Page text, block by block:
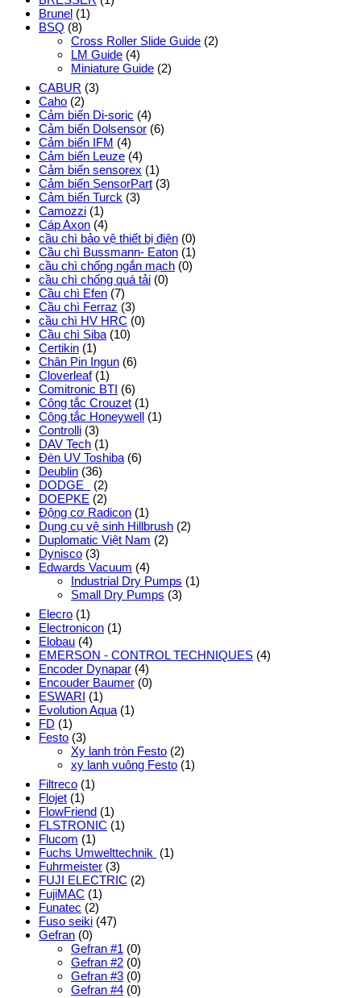
Brunel (1)
BSQ (8)
Cross Roller Slide Guide (2)
LM Guide (4)
Miniature Guide (2)
CABUR (3)
Caho (2)
Cảm biến Di-soric (4)
Cảm biến Dolsensor (6)
Cảm biến IFM (4)
Cảm biến Leuze (4)
Cảm biến sensorex (1)
Cảm biến SensorPart (3)
Cảm biến Turck (3)
Camozzi (1)
Cáp Axon (4)
cầu chì bảo vệ thiết bị điện (0)
Cầu chì Bussmann- Eaton (1)
cầu chì chống ngắn mạch (0)
cầu chì chống quá tải (0)
Cầu chì Efen (7)
Cầu chì Ferraz (3)
cầu chì HV HRC (0)
Cầu chì Siba (10)
Certikin (1)
Chân Pin Ingun (6)
Cloverleaf (1)
Comitronic BTI (6)
Công tắc Crouzet (1)
Công tắc Honeywell (1)
Controlli (3)
DAV Tech (1)
Đèn UV Toshiba (6)
Deublin (36)
DODGE
(2)
DOEPKE (2)
Động cơ Radicon (1)
Dụng cụ vệ sinh Hillbrush (2)
Duplomatic Việt Nam (2)
Dynisco (3)
Edwards Vacuum (4)
Industrial Dry Pumps (1)
Small Dry Pumps (3)
Elecro (1)
Electronicon (1)
Elobau (4)
EMERSON - CONTROL TECHNIQUES (4)
Encoder Dynapar (4)
Encouder Baumer (0)
ESWARI (1)
Evolution Aqua (1)
FD (1)
Festo (3)
Xy lanh tròn Festo (2)
xy lanh vuông Festo (1)
Filtreco (1)
Flojet (1)
FlowFriend (1)
FLSTRONIC (1)
Flucom (1)
Fuchs Umwelttechnik (1)
Fuhrmeister (3)
FUJI ELECTRIC (2)
FujiMAC (1)
Funatec (2)
Fuso seiki (47)
Gefran (0)
Gefran #1 (0)
Gefran #2 (0)
Gefran #3 (0)
Gefran #4 (0)